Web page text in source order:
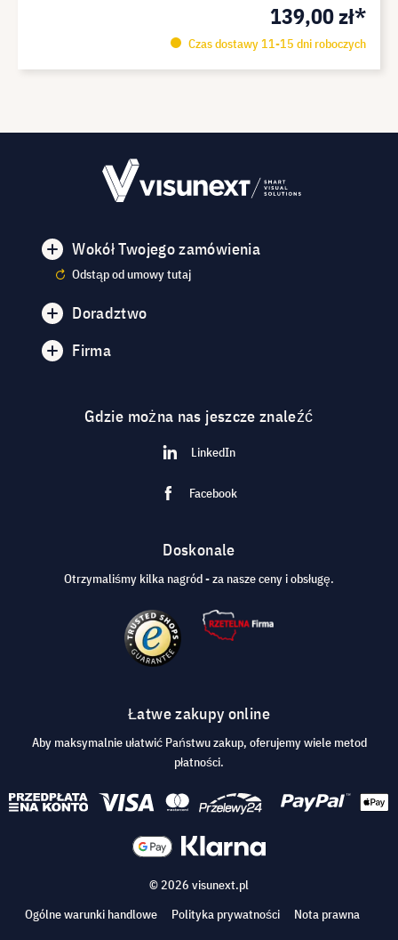
139,00 zł*
Czas dostawy 11-15 dni roboczych
Wokół Twojego zamówienia
Odstąp od umowy tutaj
Doradztwo
Firma
Gdzie można nas jeszcze znaleźć
LinkedIn
Facebook
Doskonale
Otrzymaliśmy kilka nagród - za nasze ceny i obsługę.
Łatwe zakupy online
Aby maksymalnie ułatwić Państwu zakup, oferujemy wiele metod
płatności.
© 2026 visunext.pl
Ogólne warunki handlowe
Polityka prywatności
Nota prawna